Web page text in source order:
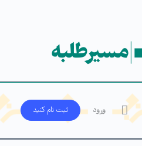
ورود ثبت‌ نام کنید